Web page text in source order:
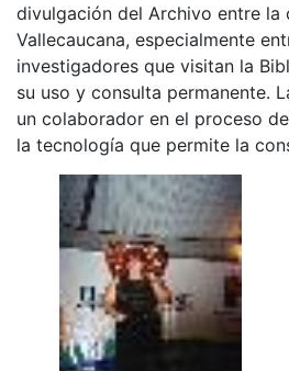
divulgación del Archivo entre la
Vallecaucana, especialmente
investigadores que visitan la
su uso y consulta permanente.
un colaborador en el proceso
la tecnología que permite la